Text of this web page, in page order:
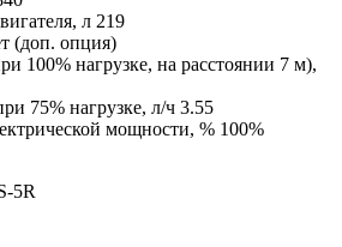
л 219
(доп. опция)
100% нагрузке, на расстоянии 7 м),
75% нагрузке, л/ч 3.55
мощности, % 100%
5R